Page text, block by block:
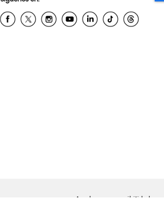
Ayuda para accesibilidad